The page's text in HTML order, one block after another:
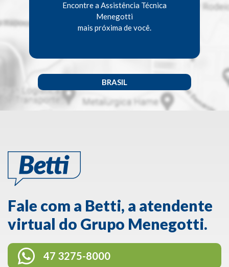
Encontre a Assistência Técnica
Menegotti
mais próxima de você.
BRASIL
Fale com a Betti, a atendente
virtual do Grupo Menegotti.
47 3275-8000